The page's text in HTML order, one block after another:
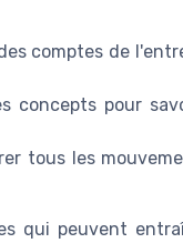
comptes de
concepts pour
tous les
qui peuvent